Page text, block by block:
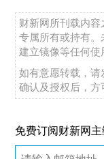
财新网所刊载内
专属所有或持有
建立镜像等任何使
如有意愿转载，请
确认及授权后，方
免费订阅财新网